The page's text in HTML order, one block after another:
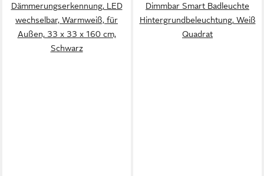
Dämmerungserkennung, LED
wechselbar, Warmweiß, für
Außen, 33 x 33 x 160 cm,
Schwarz
Dimmbar Smart Badleuchte
Hintergrundbeleuchtung, Weiß
Quadrat